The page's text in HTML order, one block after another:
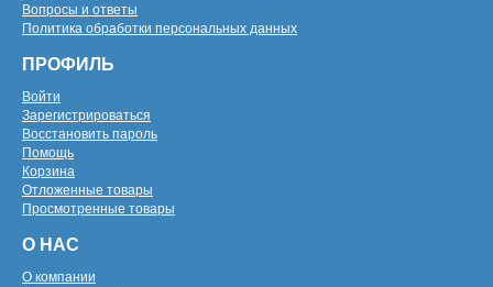
Вопросы и ответы
Политика обработки персональных данных
ПРОФИЛЬ
Войти
Зарегистрироваться
Восстановить пароль
Помощь
Корзина
Отложенные товары
Просмотренные товары
О НАС
О компании